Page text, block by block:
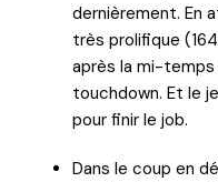
dernièrement. En
très prolifique
après la mi-temps
touchdown. Et le
pour finir le job.
Dans le coup en